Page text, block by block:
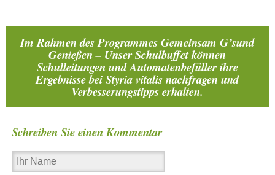
Im Rahmen des Programmes Gemeinsam G’sund
Genießen – Unser Schulbuffet können
Schulleitungen und Automatenbefüller ihre
Ergebnisse bei Styria vitalis nachfragen und
Verbesserungstipps erhalten.
Schreiben Sie einen Kommentar